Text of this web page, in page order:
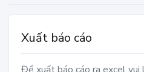
Xuất báo cáo